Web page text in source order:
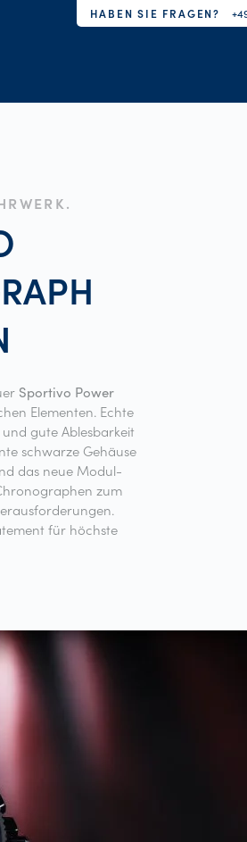
HABEN SIE FRAGEN?
Sportivo Power
Elementen. Echte
gute Ablesbarkeit
schwarze Gehäuse
das neue Modul-
zum
für höchste